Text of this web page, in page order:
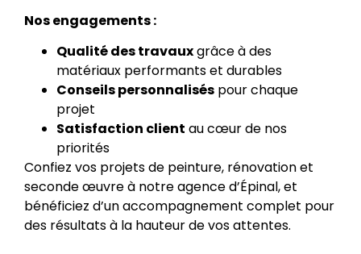
Nos engagements :
Qualité des travauxgrâce à des
matériaux performants et durables
Conseils personnalisés pour chaque
projet
Satisfaction client au cœur de nos
priorités
Confiez vos projets de peinture, rénovation et
seconde œuvre à notre agence d’Épinal, et
bénéficiez d’un accompagnement complet pour
des résultats à la hauteur de vos attentes.